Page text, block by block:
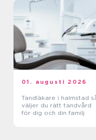
01. augusti 2026
Tandläkare i halmstad så
väljer du rätt tandvård
för dig och din familj